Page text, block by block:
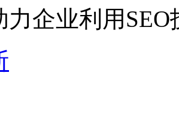
力企业利用